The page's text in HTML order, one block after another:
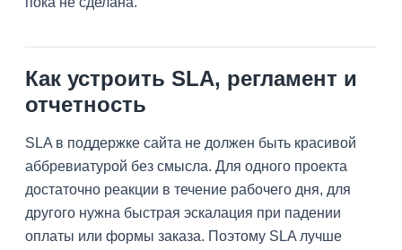
Как устроить SLA, регламент и
отчетность
SLA в поддержке сайта не должен быть красивой
аббревиатурой без смысла. Для одного проекта
достаточно реакции в течение рабочего дня, для
другого нужна быстрая эскалация при падении
оплаты или формы заказа. Поэтому SLA лучше